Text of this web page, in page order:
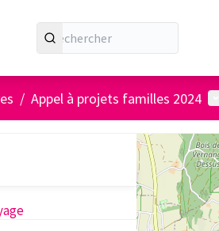
/ Appel à projets familles 2024